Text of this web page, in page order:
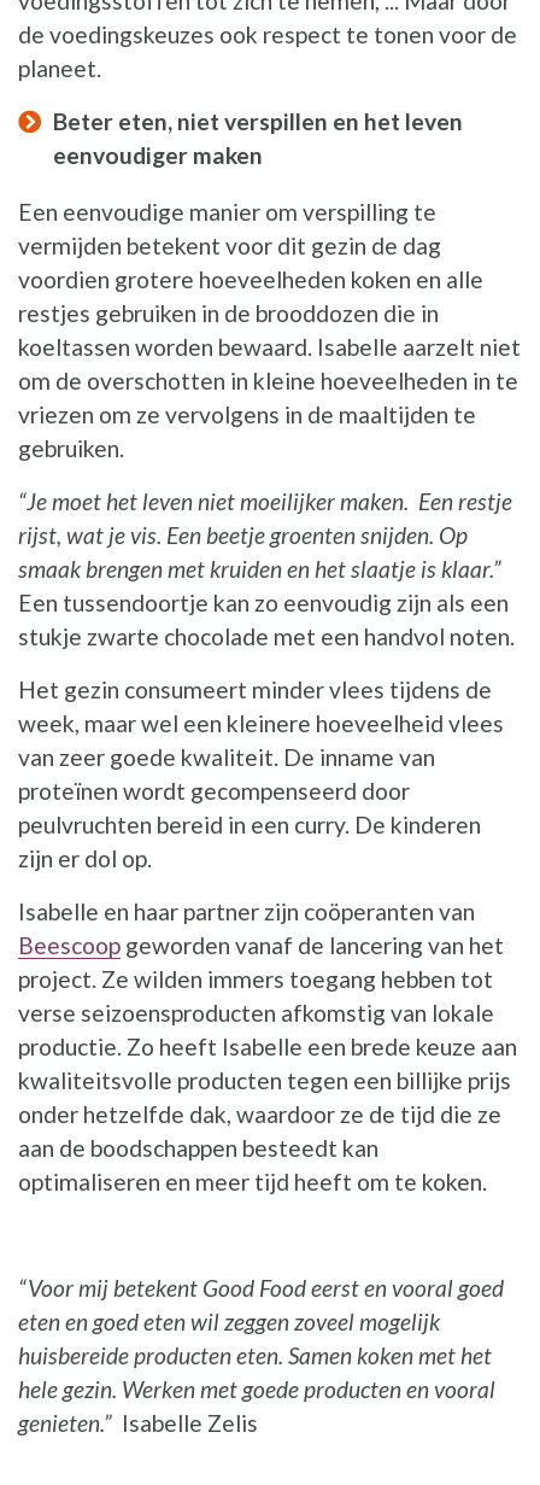
de voedingskeuzes ook respect te tonen voor de
planeet.
Beter eten, niet verspillen en het leven
eenvoudiger maken
Een eenvoudige manier om verspilling te
vermijden betekent voor dit gezin de dag
voordien grotere hoeveelheden koken en alle
restjes gebruiken in de brooddozen die in
koeltassen worden bewaard. Isabelle aarzelt niet
om de overschotten in kleine hoeveelheden in te
vriezen om ze vervolgens in de maaltijden te
gebruiken.
“Je moet het leven niet moeilijker maken. Een restje
rijst, wat je vis. Een beetje groenten snijden. Op
smaak brengen met kruiden en het slaatje is klaar.”
Een tussendoortje kan zo eenvoudig zijn als een
stukje zwarte chocolade met een handvol noten.
Het gezin consumeert minder vlees tijdens de
week, maar wel een kleinere hoeveelheid vlees
van zeer goede kwaliteit. De inname van
proteïnen wordt gecompenseerd door
peulvruchten bereid in een curry. De kinderen
zijn er dol op.
Isabelle en haar partner zijn coöperanten van
Beescoop geworden vanaf de lancering van het
project. Ze wilden immers toegang hebben tot
verse seizoensproducten afkomstig van lokale
productie. Zo heeft Isabelle een brede keuze aan
kwaliteitsvolle producten tegen een billijke prijs
onder hetzelfde dak, waardoor ze de tijd die ze
aan de boodschappen besteedt kan
optimaliseren en meer tijd heeft om te koken.
“Voor mij betekent Good Food eerst en vooral goed
eten en goed eten wil zeggen zoveel mogelijk
huisbereide producten eten. Samen koken met het
hele gezin. Werken met goede producten en vooral
genieten.” Isabelle Zelis